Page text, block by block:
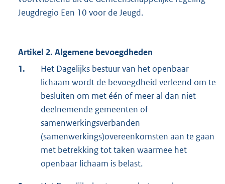
Jeugdregio Een 10 voor de Jeugd.
Artikel 2. Algemene bevoegdheden
1.
Het Dagelijks bestuur van het openbaar
lichaam wordt de bevoegdheid verleend om te
besluiten om met één of meer al dan niet
deelnemende gemeenten of
samenwerkingsverbanden
(samenwerkings)overeenkomsten aan te gaan
met betrekking tot taken waarmee het
openbaar lichaam is belast.